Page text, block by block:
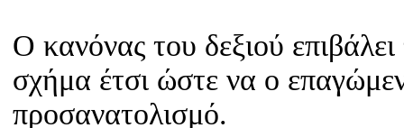
Ο κανόνας του δεξιού
σχήμα έτσι ώστε να ο
προσανατολισμό.